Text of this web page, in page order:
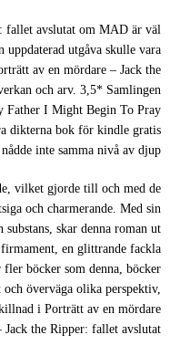
fallet avslutat om MAD är väl
uppdaterad utgåva skulle vara
av en mördare – Jack the
och arv. 3,5* Samlingen
Father I Might Begin To Pray
dikterna bok för kindle gratis
inte samma nivå av djup.
vilket gjorde till och med de
och charmerande. Med sin
skar denna roman ut
en glittrande fackla
böcker som denna, böcker
överväga olika perspektiv,
i Porträtt av en mördare
Jack the Ripper: fallet avslutat